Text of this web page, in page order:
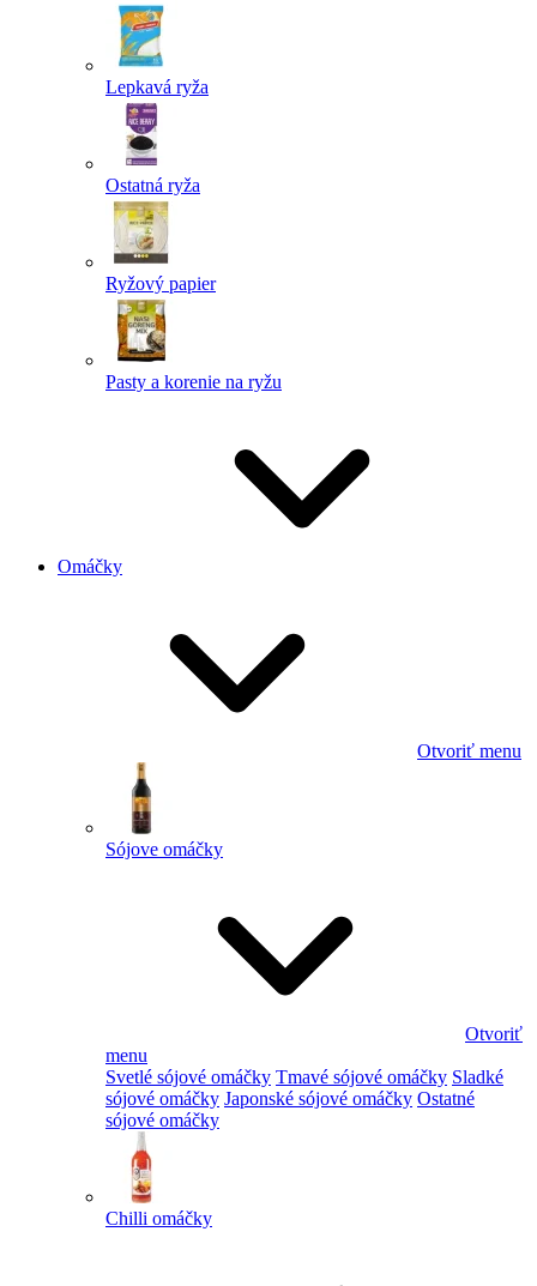
Lepkavá ryža
Ostatná ryža
Ryžový papier
Pasty a korenie na ryžu
Omáčky
Otvoriť menu
Sójove omáčky
Otvoriť
menu
Svetlé sójové omáčky Tmavé sójové omáčky Sladké
sójové omáčky Japonské sójové omáčky Ostatné
sójové omáčky
Chilli omáčky